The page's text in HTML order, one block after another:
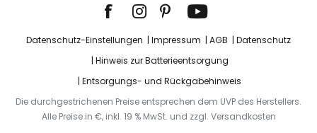
Datenschutz-Einstellungen Impressum AGB
Datenschutz
Hinweis zur Batterieentsorgung
Entsorgungs- und Rückgabehinweis
Die durchgestrichenen Preise entsprechen dem UVP des Herstellers.
Alle Preise in €, inkl. 19 % MwSt. und zzgl. Versandkosten